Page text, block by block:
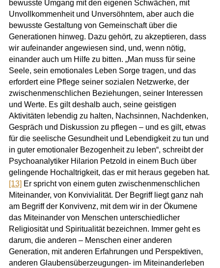
bewusste Umgang mit den eigenen Schwächen, mit
Unvollkommenheit und Unversöhntem, aber auch die
bewusste Gestaltung von Gemeinschaft über die
Generationen hinweg. Dazu gehört, zu akzeptieren, dass
wir aufeinander angewiesen sind, und, wenn nötig,
einander auch um Hilfe zu bitten. „Man muss für seine
Seele, sein emotionales Leben Sorge tragen, und das
erfordert eine Pflege seiner sozialen Netzwerke, der
zwischenmenschlichen Beziehungen, seiner Interessen
und Werte. Es gilt deshalb auch, seine geistigen
Aktivitäten lebendig zu halten, Nachsinnen, Nachdenken,
Gespräch und Diskussion zu pflegen – und es gilt, etwas
für die seelische Gesundheit und Lebendigkeit zu tun und
in guter emotionaler Bezogenheit zu leben“, schreibt der
Psychoanalytiker Hilarion Petzold in einem Buch über
gelingende Hochaltrigkeit, das er mit heraus gegeben hat.
[13] Er spricht von einem guten zwischenmenschlichen
Miteinander, von Konvivialität. Der Begriff liegt ganz nah
am Begriff der Konvivenz, mit dem wir in der Ökumene
das Miteinander von Menschen unterschiedlicher
Religiosität und Spiritualität bezeichnen. Immer geht es
darum, die anderen – Menschen einer anderen
Generation, mit anderen Erfahrungen und Perspektiven,
anderen Glaubensüberzeugungen- im Miteinanderleben